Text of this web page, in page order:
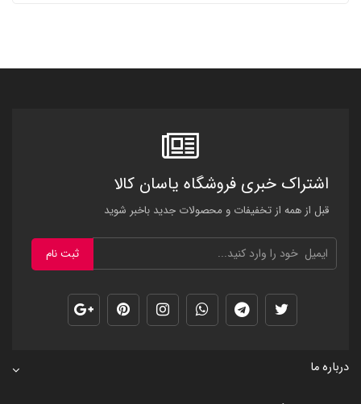
اشتراک خبری فروشگاه یاسان کالا
قبل از همه از تخفیفات و محصولات جدید باخبر شوید
ثبت نام
درباره ما